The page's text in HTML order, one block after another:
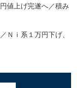
値上げ完遂へ／積み
Ｎｉ系１万円下げ、